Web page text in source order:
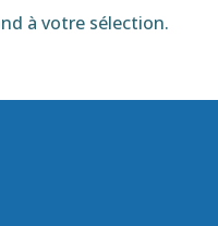
à votre sélection.